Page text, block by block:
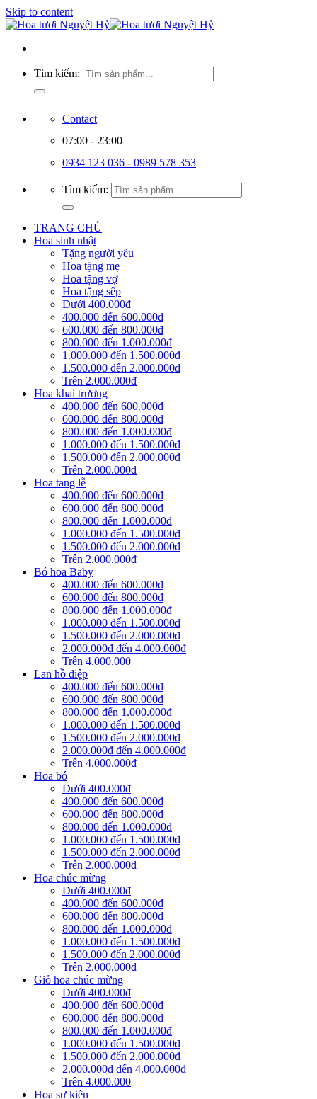
Skip to content
Tìm kiếm:
Contact
07:00 - 23:00
0934 123 036 - 0989 578 353
Tìm kiếm:
TRANG CHỦ
Hoa sinh nhật
Tặng người yêu
Hoa tặng mẹ
Hoa tặng vợ
Hoa tặng sếp
Dưới 400.000đ
400.000 đến 600.000đ
600.000 đến 800.000đ
800.000 đến 1.000.000đ
1.000.000 đến 1.500.000đ
1.500.000 đến 2.000.000đ
Trên 2.000.000đ
Hoa khai trương
400.000 đến 600.000đ
600.000 đến 800.000đ
800.000 đến 1.000.000đ
1.000.000 đến 1.500.000đ
1.500.000 đến 2.000.000đ
Trên 2.000.000đ
Hoa tang lễ
400.000 đến 600.000đ
600.000 đến 800.000đ
800.000 đến 1.000.000đ
1.000.000 đến 1.500.000đ
1.500.000 đến 2.000.000đ
Trên 2.000.000đ
Bó hoa Baby
400.000 đến 600.000đ
600.000 đến 800.000đ
800.000 đến 1.000.000đ
1.000.000 đến 1.500.000đ
1.500.000 đến 2.000.000đ
2.000.000đ đến 4.000.000đ
Trên 4.000.000
Lan hồ điệp
400.000 đến 600.000đ
600.000 đến 800.000đ
800.000 đến 1.000.000đ
1.000.000 đến 1.500.000đ
1.500.000 đến 2.000.000đ
2.000.000đ đến 4.000.000đ
Trên 4.000.000đ
Hoa bó
Dưới 400.000đ
400.000 đến 600.000đ
600.000 đến 800.000đ
800.000 đến 1.000.000đ
1.000.000 đến 1.500.000đ
1.500.000 đến 2.000.000đ
Trên 2.000.000đ
Hoa chúc mừng
Dưới 400.000đ
400.000 đến 600.000đ
600.000 đến 800.000đ
800.000 đến 1.000.000đ
1.000.000 đến 1.500.000đ
1.500.000 đến 2.000.000đ
Trên 2.000.000đ
Giỏ hoa chúc mừng
Dưới 400.000đ
400.000 đến 600.000đ
600.000 đến 800.000đ
800.000 đến 1.000.000đ
1.000.000 đến 1.500.000đ
1.500.000 đến 2.000.000đ
2.000.000đ đến 4.000.000đ
Trên 4.000.000
Hoa sự kiện